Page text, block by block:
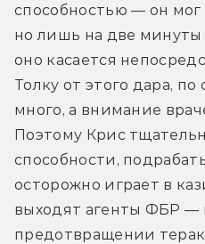
способностью — он
но лишь на две минуты
оно касается
Толку от этого дара, по
много, а внимание
Поэтому Крис
способности,
осторожно играет в
выходят агенты ФБР
предотвращении